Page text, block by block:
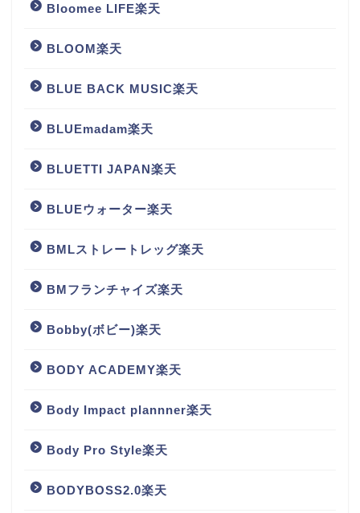
Bloomee LIFE楽天
BLOOM楽天
BLUE BACK MUSIC楽天
BLUEmadam楽天
BLUETTI JAPAN楽天
BLUEウォーター楽天
BMLストレートレッグ楽天
BMフランチャイズ楽天
Bobby(ボビー)楽天
BODY ACADEMY楽天
Body Impact plannner楽天
Body Pro Style楽天
BODYBOSS2.0楽天